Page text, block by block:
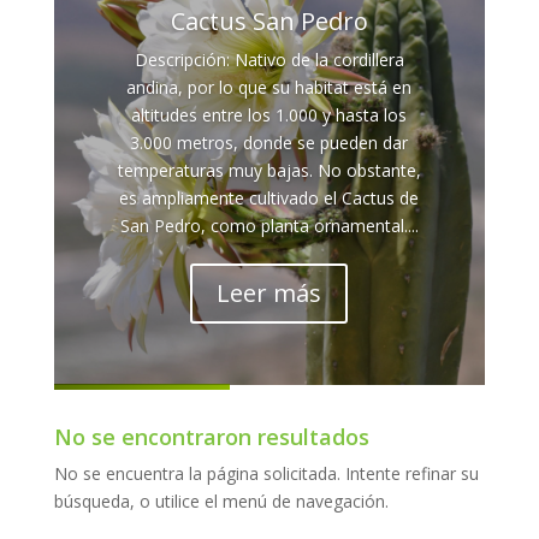
Cactus San Pedro
Descripción: Nativo de la cordillera
andina, por lo que su habitat está en
altitudes entre los 1.000 y hasta los
3.000 metros, donde se pueden dar
temperaturas muy bajas. No obstante,
es ampliamente cultivado el Cactus de
San Pedro, como planta ornamental....
Leer más
No se encontraron resultados
No se encuentra la página solicitada. Intente refinar su
búsqueda, o utilice el menú de navegación.